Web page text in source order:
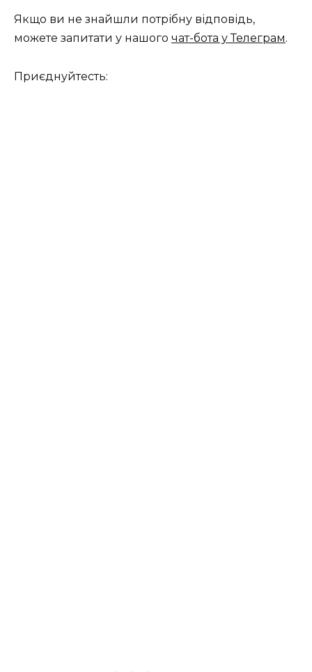
Якщо ви не знайшли потрібну відповідь,
можете запитати у нашого чат-бота у Телеграм.
Приєднуйтесть: